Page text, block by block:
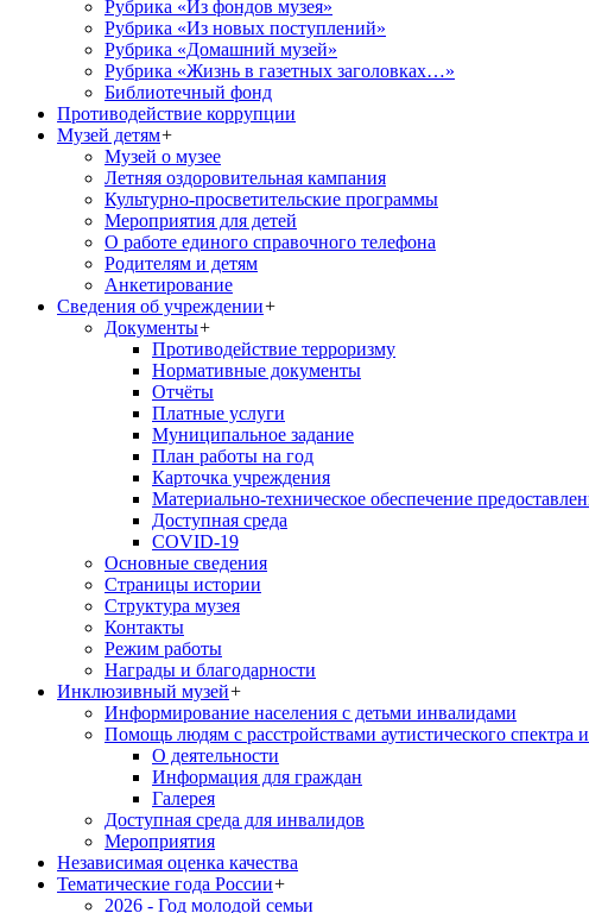
Рубрика «Из фондов музея»
Рубрика «Из новых поступлений»
Рубрика «Домашний музей»
Рубрика «Жизнь в газетных заголовках…»
Библиотечный фонд
Противодействие коррупции
Музей детям+
Музей о музее
Летняя оздоровительная кампания
Культурно-просветительские программы
Мероприятия для детей
О работе единого справочного телефона
Родителям и детям
Анкетирование
Сведения об учреждении+
Документы+
Противодействие терроризму
Нормативные документы
Отчёты
Платные услуги
Муниципальное задание
План работы на год
Карточка учреждения
Материально-техническое обеспечение
Доступная среда
COVID-19
Основные сведения
Страницы истории
Структура музея
Контакты
Режим работы
Награды и благодарности
Инклюзивный музей+
Информирование населения с детьми инвалидами
Помощь людям с расстройствами аутистического
О деятельности
Информация для граждан
Галерея
Доступная среда для инвалидов
Мероприятия
Независимая оценка качества
Тематические года России+
2026 - Год молодой семьи